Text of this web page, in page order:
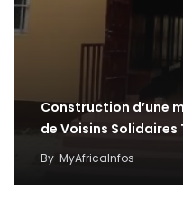
Construction d’une
de Voisins
By MyAfricaInfos